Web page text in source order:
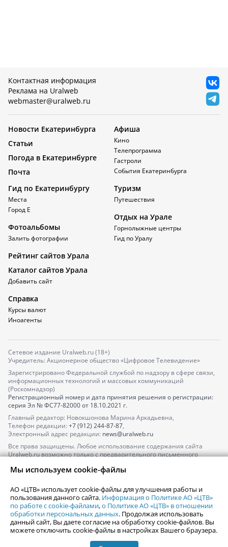
Контактная информация
Реклама на Uralweb
webmaster@uralweb.ru
Новости Екатеринбурга
Статьи
Погода в Екатеринбурге
Почта
Афиша
Кино
Телепрограмма
Гастроли
События Екатеринбурга
Гид по Екатеринбургу
Места
Город Е
Фотоальбомы
Залить фотографии
Туризм
Путешествия
Отдых на Урале
Горнолыжные центры
Гид по Уралу
Рейтинг сайтов Урала
Каталог сайтов Урала
Добавить сайт
Справка
Курсы валют
Иноагенты
Сетевое издание Uralweb.ru (18+)
Учредитель: Акционерное общество «Цифровое Телевидение»
Зарегистрировано Федеральной службой по надзору в сфере связи,
информационных технологий и массовых коммуникаций
(Роскомнадзор)
Регистрационный номер и дата принятия решения о регистрации:
серия Эл № ФС77-82000от 18.10.2021 г.
Главный редактор: Новокшонова Марина Аркадьевна,
Телефон редакции: +7 (912) 244-87-87,
Электронный адрес редакции: news@uralweb.ru
Все права защищены. Любое использование содержания сайта
Uralweb.ru возможно только с предварительного письменного
По вопросам размещения рекламы обращайтесь по тел.
По вопросам размещения информации в разделе «Афиша»
afisha@uralweb.ru
Пользовательское соглашение на использование сайта
Политика АО «ЦТВ» в отношении обработки персональных данных
Мы используем cookie-файлы
АО «ЦТВ» использует cookie-файлы для улучшения работы и
пользования данного сайта. Информация о Политике АО «ЦТВ»
по работе с cookie-файлами,о Политике АО «ЦТВ» в отношении
обработки персональных данных. Продолжая использовать
данный сайт, Вы даете согласие на обработку cookie-файлов. Вы
можете отключить cookie-файлы в настройках Вашего браузера.